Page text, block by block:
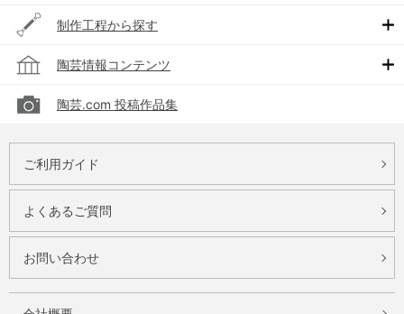
制作工程から探す
陶芸情報コンテンツ
陶芸.com 投稿作品集
ご利用ガイド
よくあるご質問
お問い合わせ